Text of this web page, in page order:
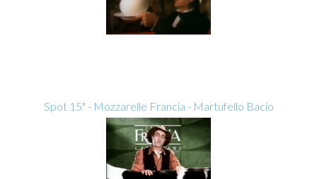
Spot 15" - Mozzarelle Francia - Martufello Bacio